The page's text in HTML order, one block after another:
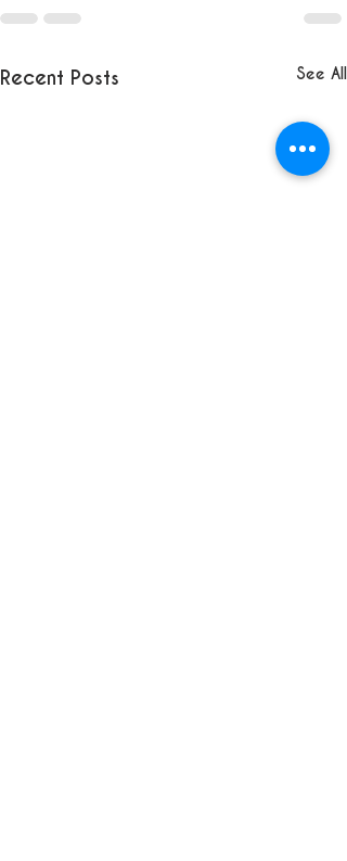
Recent Posts See All